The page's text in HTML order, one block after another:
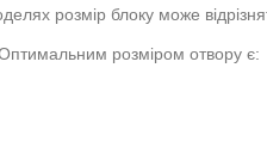
розмір блоку може
розміром отвору є: